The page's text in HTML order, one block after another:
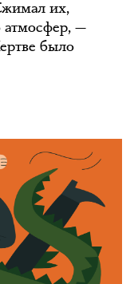
их,
атмосфер, —
было